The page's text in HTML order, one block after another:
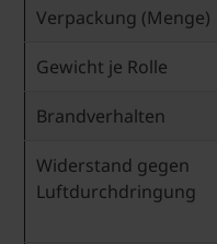
Verpackung (Menge)
Gewicht je Rolle
Brandverhalten
Widerstand gegen
Luftdurchdringung